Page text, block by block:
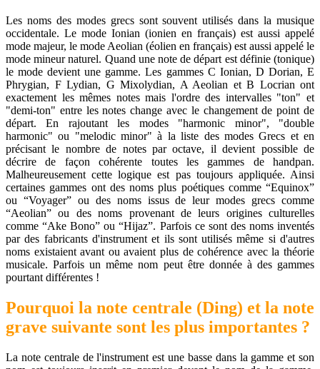
Les noms des modes grecs sont souvent utilisés dans la musique
occidentale. Le mode Ionian (ionien en français) est aussi appelé
mode majeur, le mode Aeolian (éolien en français) est aussi appelé le
mode mineur naturel. Quand une note de départ est définie (tonique)
le mode devient une gamme. Les gammes C Ionian, D Dorian, E
Phrygian, F Lydian, G Mixolydian, A Aeolian et B Locrian ont
exactement les mêmes notes mais l'ordre des intervalles "ton" et
"demi-ton" entre les notes change avec le changement de point de
départ. En rajoutant les modes "harmonic minor", "double
harmonic" ou "melodic minor" à la liste des modes Grecs et en
précisant le nombre de notes par octave, il devient possible de
décrire de façon cohérente toutes les gammes de handpan.
Malheureusement cette logique est pas toujours appliquée. Ainsi
certaines gammes ont des noms plus poétiques comme “Equinox”
ou “Voyager” ou des noms issus de leur modes grecs comme
“Aeolian” ou des noms provenant de leurs origines culturelles
comme “Ake Bono” ou “Hijaz”. Parfois ce sont des noms inventés
par des fabricants d'instrument et ils sont utilisés même si d'autres
noms existaient avant ou avaient plus de cohérence avec la théorie
musicale. Parfois un même nom peut être donnée à des gammes
pourtant différentes !
Pourquoi la note centrale (Ding) et la note
grave suivante sont les plus importantes ?
La note centrale de l'instrument est une basse dans la gamme et son